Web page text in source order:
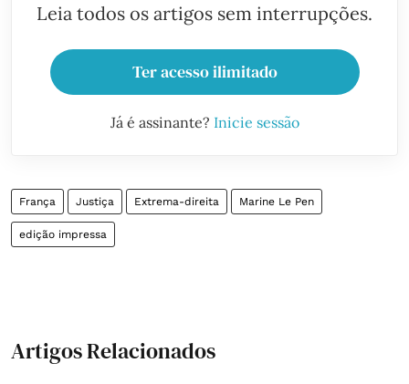
Leia todos os artigos sem interrupções.
Ter acesso ilimitado
Já é assinante? Inicie sessão
França Justiça Extrema-direita Marine Le Pen
edição impressa
Artigos Relacionados